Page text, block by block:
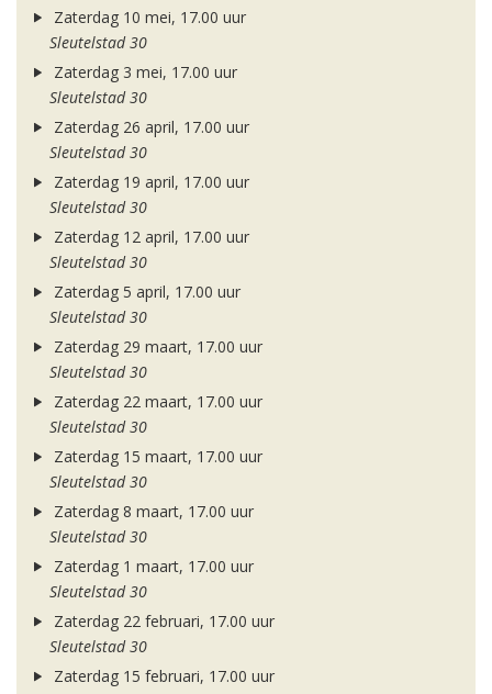
Zaterdag 10 mei, 17.00 uur
Sleutelstad 30
Zaterdag 3 mei, 17.00 uur
Sleutelstad 30
Zaterdag 26 april, 17.00 uur
Sleutelstad 30
Zaterdag 19 april, 17.00 uur
Sleutelstad 30
Zaterdag 12 april, 17.00 uur
Sleutelstad 30
Zaterdag 5 april, 17.00 uur
Sleutelstad 30
Zaterdag 29 maart, 17.00 uur
Sleutelstad 30
Zaterdag 22 maart, 17.00 uur
Sleutelstad 30
Zaterdag 15 maart, 17.00 uur
Sleutelstad 30
Zaterdag 8 maart, 17.00 uur
Sleutelstad 30
Zaterdag 1 maart, 17.00 uur
Sleutelstad 30
Zaterdag 22 februari, 17.00 uur
Sleutelstad 30
Zaterdag 15 februari, 17.00 uur